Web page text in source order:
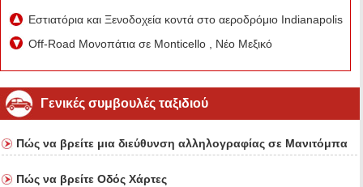
Εστιατόρια και Ξενοδοχεία κοντά στο αεροδρόμιο Indianapolis
Off-Road Μονοπάτια σε Monticello , Νέο Μεξικό
Γενικές συμβουλές ταξιδιού
Πώς να βρείτε μια διεύθυνση αλληλογραφίας σε Μανιτόμπα
Πώς να βρείτε Οδός Χάρτες